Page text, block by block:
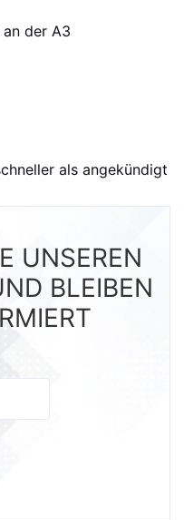
der A3
als angekündigt
UNSEREN
BLEIBEN